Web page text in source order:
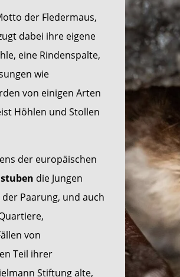
der Fledermaus,
dabei ihre eigene
eine Rindenspalte,
wie
von einigen Arten
Höhlen und Stollen
der europäischen
die Jungen
Paarung, und auch
von
Teil ihrer
Stiftung alte,